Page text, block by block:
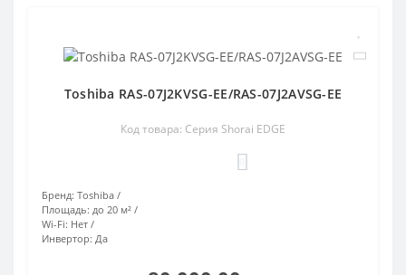
Toshiba RAS-07J2KVSG-EE/RAS-07J2AVSG-EE
Код товара: Серия Shorai EDGE
Бренд: Toshiba
Площадь: до 20 м²
Wi-Fi: Нет
Инвертор: Да